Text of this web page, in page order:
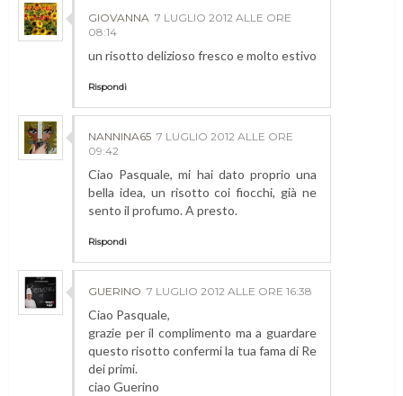
GIOVANNA 7 LUGLIO 2012 ALLE ORE
08:14
un risotto delizioso fresco e molto estivo
Rispondi
NANNINA65 7 LUGLIO 2012 ALLE ORE
09:42
Ciao Pasquale, mi hai dato proprio una
bella idea, un risotto coi fiocchi, già ne
sento il profumo. A presto.
Rispondi
GUERINO 7 LUGLIO 2012 ALLE ORE 16:38
Ciao Pasquale,
grazie per il complimento ma a guardare
questo risotto confermi la tua fama di Re
dei primi.
ciao Guerino